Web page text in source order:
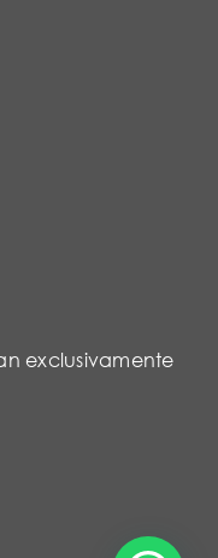
exclusivamente